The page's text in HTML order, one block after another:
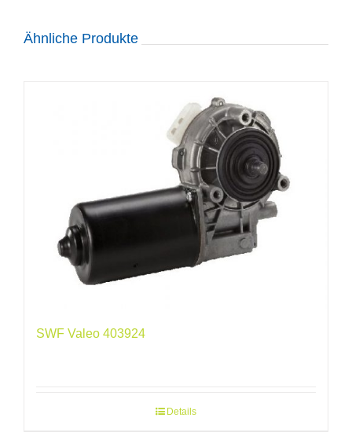
Ähnliche Produkte
SWF Valeo 403924
Details